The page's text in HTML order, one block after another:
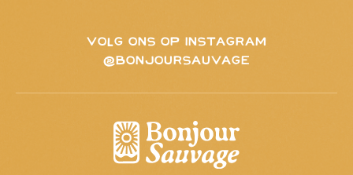
VOLG ONS OP INSTAGRAM
@BONJOURSAUVAGE